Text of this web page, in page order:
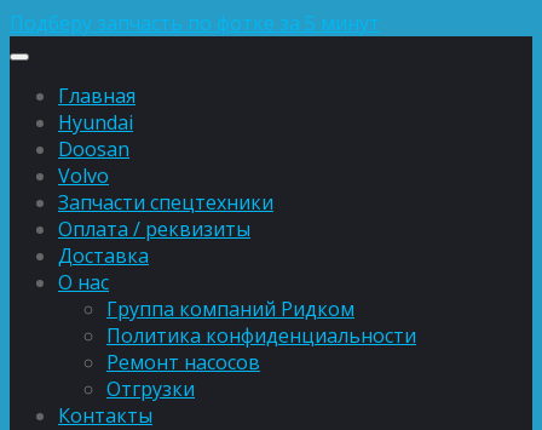
Подберу запчасть по фотке за 5 минут
Главная
Hyundai
Doosan
Volvo
Запчасти спецтехники
Оплата / реквизиты
Доставка
О нас
Группа компаний Ридком
Политика конфиденциальности
Ремонт насосов
Отгрузки
Контакты